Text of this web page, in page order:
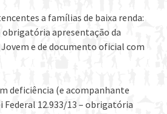
a famílias de baixa renda:
obrigatória apresentação da
e de documento oficial com
deficiência (e acompanhante
Federal 12.933/13 – obrigatória